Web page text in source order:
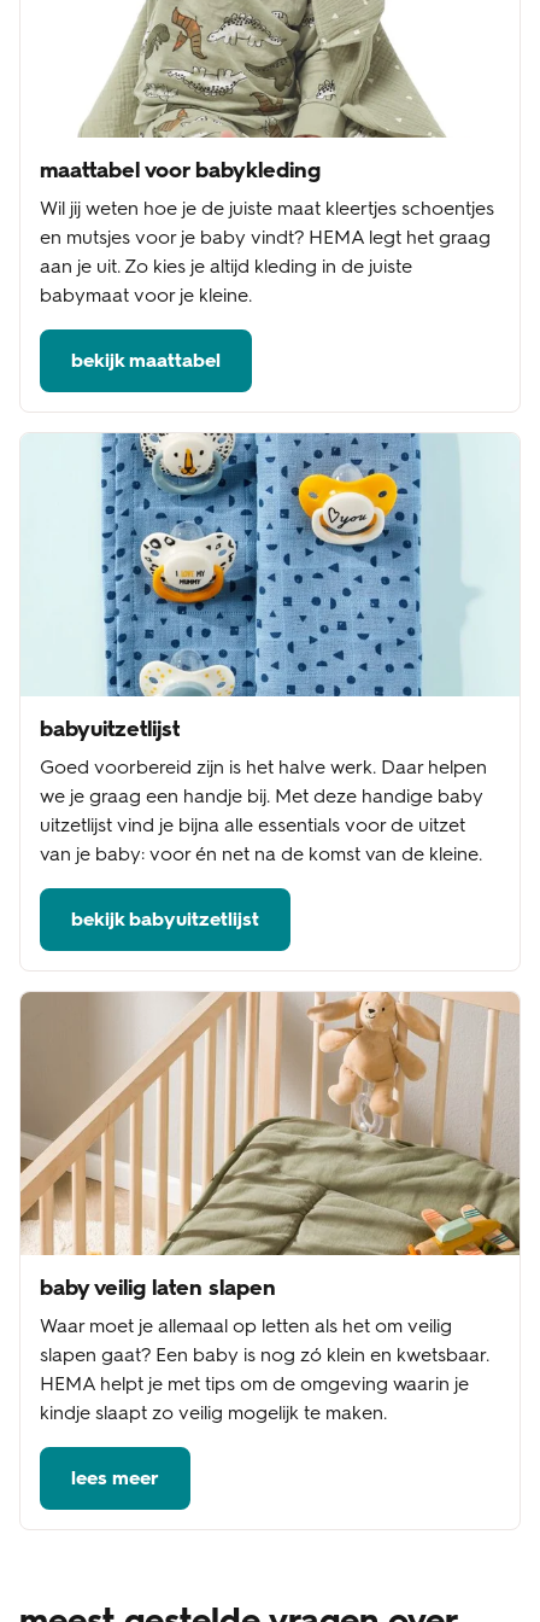
maattabel voor babykleding
Wil jij weten hoe je de juiste maat kleertjes schoentjes
en mutsjes voor je baby vindt? HEMA legt het graag
aan je uit. Zo kies je altijd kleding in de juiste
babymaat voor je kleine.
bekijk maattabel
babyuitzetlijst
Goed voorbereid zijn is het halve werk. Daar helpen
we je graag een handje bij. Met deze handige baby
uitzetlijst vind je bijna alle essentials voor de uitzet
van je baby: voor én net na de komst van de kleine.
bekijk babyuitzetlijst
baby veilig laten slapen
Waar moet je allemaal op letten als het om veilig
slapen gaat? Een baby is nog zó klein en kwetsbaar.
HEMA helpt je met tips om de omgeving waarin je
kindje slaapt zo veilig mogelijk te maken.
lees meer